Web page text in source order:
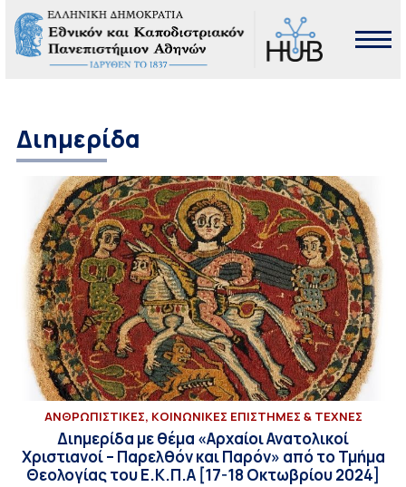
Διημερίδα
ΑΝΘΡΩΠΙΣΤΙΚΕΣ, ΚΟΙΝΩΝΙΚΕΣ ΕΠΙΣΤΗΜΕΣ & ΤΕΧΝΕΣ
Διημερίδα με θέμα «Αρχαίοι Ανατολικοί
Χριστιανοί – Παρελθόν και Παρόν» από το Τμήμα
Θεολογίας του Ε.Κ.Π.Α [17-18 Οκτωβρίου 2024]